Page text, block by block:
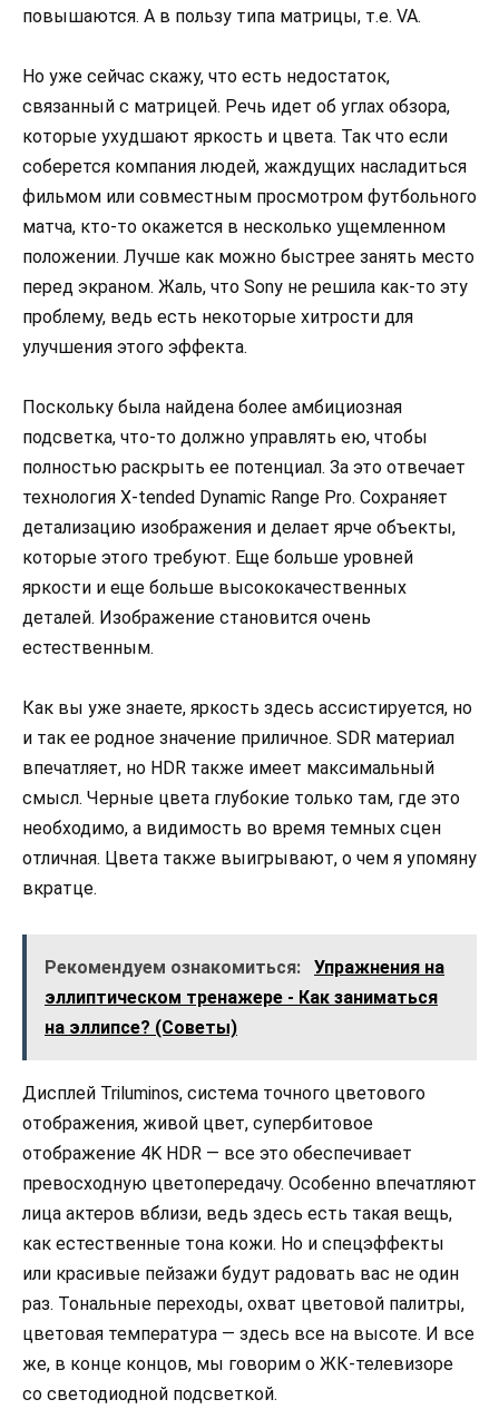
повышаются. A в пользу типа матрицы, т.е. VA.
Но уже сейчас скажу, что есть недостаток,
связанный с матрицей. Речь идет об углах обзора,
которые ухудшают яркость и цвета. Так что если
соберется компания людей, жаждущих насладиться
фильмом или совместным просмотром футбольного
матча, кто-то окажется в несколько ущемленном
положении. Лучше как можно быстрее занять место
перед экраном. Жаль, что Sony не решила как-то эту
проблему, ведь есть некоторые хитрости для
улучшения этого эффекта.
Поскольку была найдена более амбициозная
подсветка, что-то должно управлять ею, чтобы
полностью раскрыть ее потенциал. За это отвечает
технология X-tended Dynamic Range Pro. Сохраняет
детализацию изображения и делает ярче объекты,
которые этого требуют. Еще больше уровней
яркости и еще больше высококачественных
деталей. Изображение становится очень
естественным.
Как вы уже знаете, яркость здесь ассистируется, но
и так ее родное значение приличное. SDR материал
впечатляет, но HDR также имеет максимальный
смысл. Черные цвета глубокие только там, где это
необходимо, а видимость во время темных сцен
отличная. Цвета также выигрывают, о чем я упомяну
вкратце.
Рекомендуем ознакомиться:
Упражнения на
эллиптическом тренажере - Как заниматься
на эллипсе? (Советы)
Дисплей Triluminos, система точного цветового
отображения, живой цвет, супербитовое
отображение 4K HDR — все это обеспечивает
превосходную цветопередачу. Особенно впечатляют
лица актеров вблизи, ведь здесь есть такая вещь,
как естественные тона кожи. Но и спецэффекты
или красивые пейзажи будут радовать вас не один
раз. Тональные переходы, охват цветовой палитры,
цветовая температура — здесь все на высоте. И все
же, в конце концов, мы говорим о ЖК-телевизоре
со светодиодной подсветкой.